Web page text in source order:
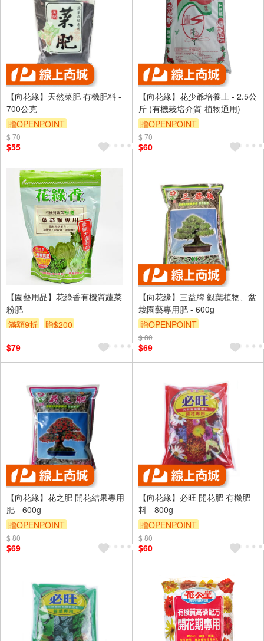
【向花緣】天然菜肥 有機肥料 -
700公克
贈OPENPOINT
$ 70
$55
【向花緣】花少爺培養土 - 2.5公
斤 (有機栽培介質-植物通用)
贈OPENPOINT
$ 70
$60
【園藝用品】花綠香有機質蔬菜
粉肥
滿額9折
贈$200
$79
【向花緣】三益牌 觀葉植物、盆
栽園藝專用肥 - 600g
贈OPENPOINT
$ 80
$69
【向花緣】花之肥 開花結果專用
肥 - 600g
贈OPENPOINT
$ 80
$69
【向花緣】必旺 開花肥 有機肥
料 - 800g
贈OPENPOINT
$ 80
$60